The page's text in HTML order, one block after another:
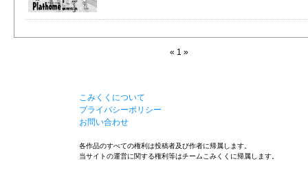
« 1 »
こみくくについて
プライバシーポリシー
お問い合わせ
各作品のすべての権利は投稿者及び作者に帰属します。
当サイトの運営に関する権利等はチームこみくくに帰属します。